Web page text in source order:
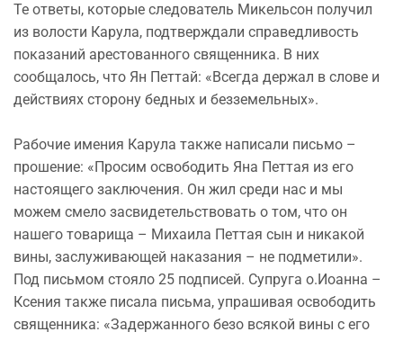
Те ответы, которые следователь Микельсон получил
из волости Карула, подтверждали справедливость
показаний арестованного священника. В них
сообщалось, что Ян Петтай: «Всегда держал в слове и
действиях сторону бедных и безземельных».
Рабочие имения Карула также написали письмо –
прошение: «Просим освободить Яна Петтая из его
настоящего заключения. Он жил среди нас и мы
можем смело засвидетельствовать о том, что он
нашего товарища – Михаила Петтая сын и никакой
вины, заслуживающей наказания – не подметили».
Под письмом стояло 25 подписей. Супруга о.Иоанна –
Ксения также писала письма, упрашивая освободить
священника: «Задержанного безо всякой вины с его